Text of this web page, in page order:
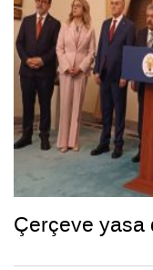
Çerçeve yasa